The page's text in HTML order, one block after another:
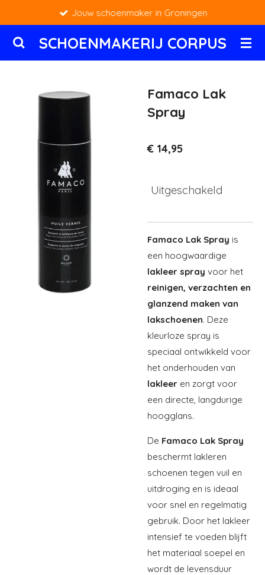
naar
de
SCHOENMAKERIJ CORPUS
Jouw schoenmaker in Groningen
Famaco Lak
Spray
€ 14,95
Uitgeschakeld
Famaco Lak Spray is
een hoogwaardige
lakleer spray voor het
reinigen, verzachten en
glanzend maken van
lakschoenen. Deze
kleurloze spray is
speciaal ontwikkeld voor
het onderhouden van
lakleer en zorgt voor
een directe, langdurige
hoogglans.
De Famaco Lak Spray
beschermt lakleren
schoenen tegen vuil en
uitdroging en is ideaal
voor snel en regelmatig
gebruik. Door het lakleer
intensief te voeden blijft
het materiaal soepel en
wordt de levensduur